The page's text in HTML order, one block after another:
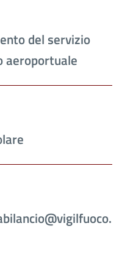
del servizio
aeroportuale